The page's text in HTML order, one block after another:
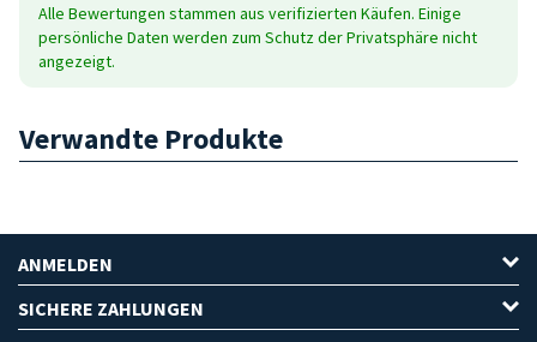
Alle Bewertungen stammen aus verifizierten Käufen. Einige
persönliche Daten werden zum Schutz der Privatsphäre nicht
angezeigt.
Verwandte Produkte
ANMELDEN
SICHERE ZAHLUNGEN